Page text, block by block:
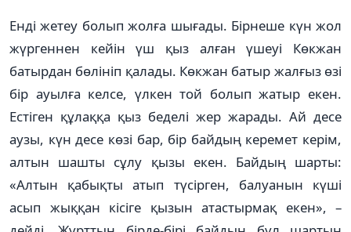
Енді жетеу болып жолға шығады. Бірнеше күн жол
жүргеннен кейін үш қыз алған үшеуі Көкжан
батырдан бөлініп қалады. Көкжан батыр жалғыз өзі
бір ауылға келсе, үлкен той болып жатыр екен.
Естіген құлаққа қыз беделі жер жарады. Ай десе
аузы, күн десе көзі бар, бір байдың керемет керім,
алтын шашты сұлу қызы екен. Байдың шарты:
«Алтын қабықты атып түсірген, балуанын күші
асып жыққан кісіге қызын атастырмақ екен», –